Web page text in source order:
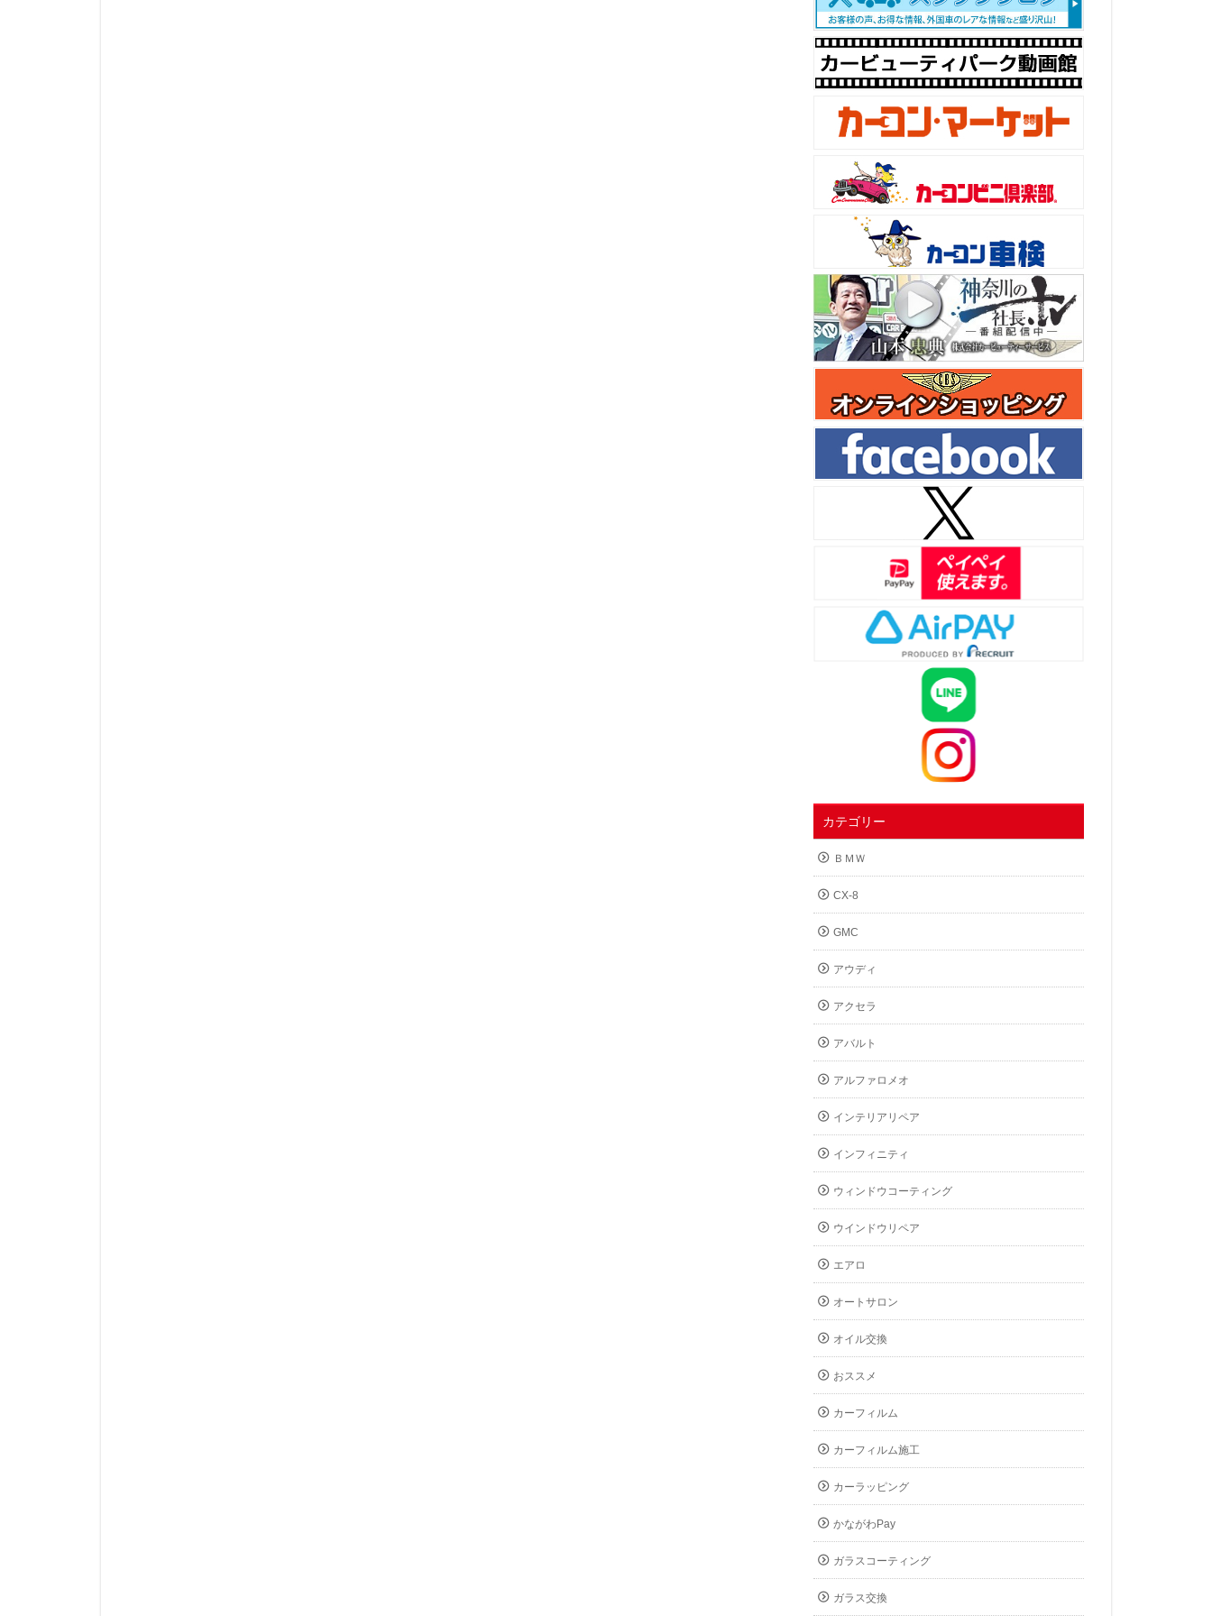
カテゴリー
ＢＭＷ
CX-8
GMC
アウディ
アクセラ
アバルト
アルファロメオ
インテリアリペア
インフィニティ
ウィンドウコーティング
ウインドウリペア
エアロ
オートサロン
オイル交換
おススメ
カーフィルム
カーフィルム施工
カーラッピング
かながわPay
ガラスコーティング
ガラス交換